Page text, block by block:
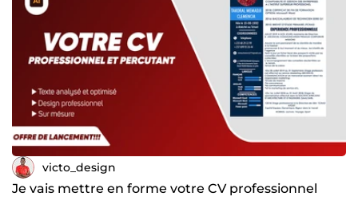
victo_design
Je vais mettre en forme votre CV professionnel